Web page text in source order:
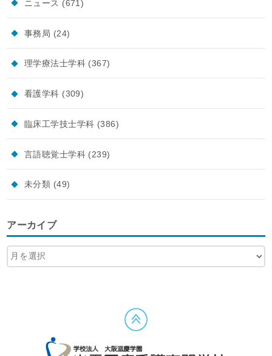
ニュース (671)
事務局 (24)
理学療法士学科 (367)
看護学科 (309)
臨床工学技士学科 (386)
言語聴覚士学科 (239)
未分類 (49)
アーカイブ